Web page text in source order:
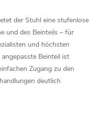
der Stuhl eine stufenlose
und des Beinteils – für
und höchsten
angepasste Beinteil ist
Zugang zu den
deutlich